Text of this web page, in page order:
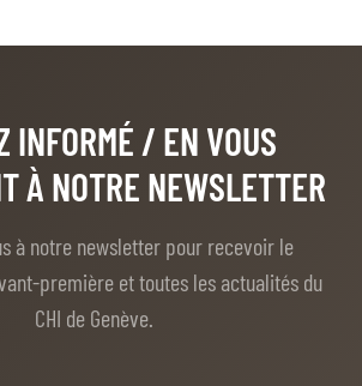
INFORMÉ / EN VOUS
À NOTRE NEWSLETTER
à notre newsletter pour recevoir le
première et toutes les actualités du
CHI de Genève.